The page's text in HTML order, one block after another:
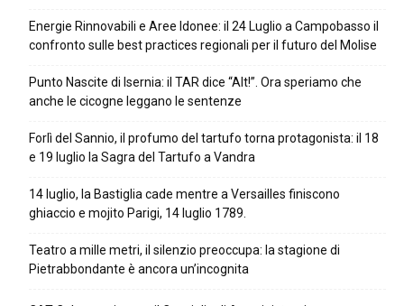
Energie Rinnovabili e Aree Idonee: il 24 Luglio a Campobasso il
confronto sulle best practices regionali per il futuro del Molise
Punto Nascite di Isernia: il TAR dice “Alt!”. Ora speriamo che
anche le cicogne leggano le sentenze
Forlì del Sannio, il profumo del tartufo torna protagonista: il 18
e 19 luglio la Sagra del Tartufo a Vandra
14 luglio, la Bastiglia cade mentre a Versailles finiscono
ghiaccio e mojito Parigi, 14 luglio 1789.
Teatro a mille metri, il silenzio preoccupa: la stagione di
Pietrabbondante è ancora un’incognita